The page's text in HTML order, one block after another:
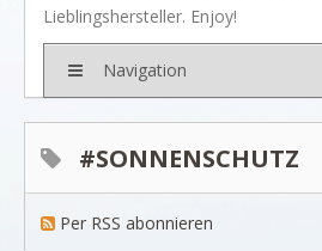
Ocean House
Gervasoni
Dash & Albert
Ilse Jacobsen
Artwood
Lieblingshersteller. Enjoy!
Navigation
#SONNENSCHUTZ
Per RSS abonnieren